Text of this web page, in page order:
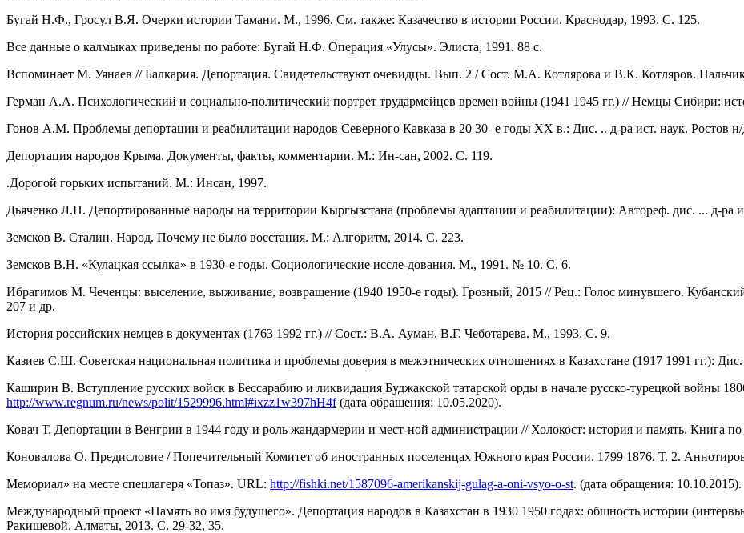
Бугай Н.Ф., Гросул В.Я. Очерки истории Тамани. М., 1996. См. также: Казачество в истории России. Краснодар, 1993. С. 125.
Все данные о калмыках приведены по работе: Бугай Н.Ф. Операция «Улусы». Элиста, 1991. 88 с.
Вспоминает М. Уянаев // Балкария. Депортация. Свидетельствуют очевидцы. Вып. 2 / Сост. М.А. Котлярова и В.К. Котляров.
Герман А.А. Психологический и социально-политический портрет трудармейцев времен войны (1941 1945 гг.) // Немцы Сибири:
Гонов А.М. Проблемы депортации и реабилитации народов Северного Кавказа в 20 30- е годы ХХ в.: Дис. .. д-ра ист. наук. Ростов
Депортация народов Крыма. Документы, факты, комментарии. М.: Ин-сан, 2002. С. 119.
.Дорогой горьких испытаний. М.: Инсан, 1997.
Дьяченко Л.Н. Депортированные народы на территории Кыргызстана (проблемы адаптации и реабилитации): Автореф. дис. ... д-ра
Земсков В. Сталин. Народ. Почему не было восстания. М.: Алгоритм, 2014. С. 223.
Земсков В.Н. «Кулацкая ссылка» в 1930-е годы. Социологические иссле-дования. М., 1991. № 10. С. 6.
Ибрагимов М. Чеченцы: выселение, выживание, возвращение (1940 1950-е годы). Грозный, 2015 // Рец.: Голос минувшего.
207 и др.
История российских немцев в документах (1763 1992 гг.) // Сост.: В.А. Ауман, В.Г. Чеботарева. М., 1993. С. 9.
Казиев С.Ш. Советская национальная политика и проблемы доверия в межэтнических отношениях в Казахстане (1917 1991 гг.):
Каширин В. Вступление русских войск в Бессарабию и ликвидация Буджакской татарской орды в начале русско-турецкой войны
http://www.regnum.ru/news/polit/1529996.html#ixzz1w397hH4f(дата обращения: 10.05.2020).
Ковач Т. Депортации в Венгрии в 1944 году и роль жандармерии и мест-ной администрации // Холокост: история и память. Книга
Коновалова О. Предисловие / Попечительный Комитет об иностранных поселенцах Южного края России. 1799 1876. Т. 2.
Мемориал» на месте спецлагеря «Топаз». URL: http://fishki.net/1587096-amerikanskij-gulag-a-oni-vsyo-o-st. (дата обращения: 10.10.2015).
Международный проект «Память во имя будущего». Депортация народов в Казахстан в 1930 1950 годах: общность истории
Ракишевой. Алматы, 2013. С. 29-32, 35.